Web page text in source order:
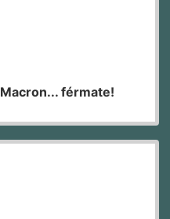
Macron... férmate!